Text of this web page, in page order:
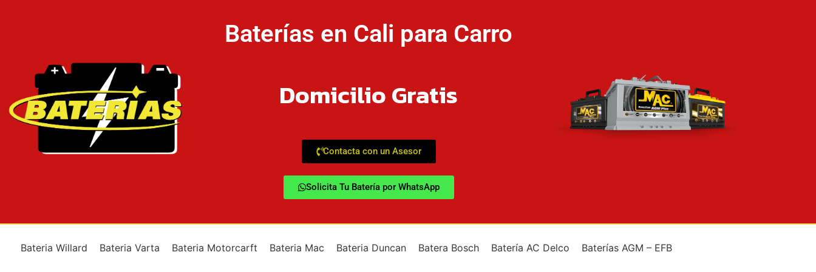
Baterías en Cali para Carro
Domicilio Gratis
Contacta con un Asesor
Solicita Tu Batería por WhatsApp
Bateria Willard Bateria Varta Bateria Motorcarft Bateria Mac Bateria Duncan Batera Bosch Batería AC Delco Baterías AGM – EFB